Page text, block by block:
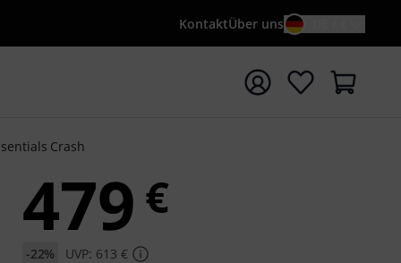
KontaktÜber uns
mit Suchwort {searchTerm} starten
Crash
479 €
-22%
UVP: 613 €